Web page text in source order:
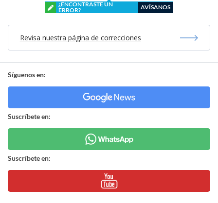
¿ENCONTRASTE UN
ERROR?
AVÍSANOS
Revisa nuestra página de correcciones
Síguenos en:
Suscríbete en:
Suscríbete en: